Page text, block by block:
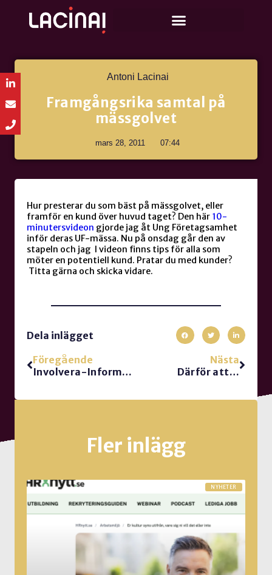
Antoni Lacinai
Framgångsrika samtal på
mässgolvet
mars 28, 2011 07:44
Hur presterar du som bäst på mässgolvet, eller
framför en kund över huvud taget? Den här 10-
minutersvideon gjorde jag åt Ung Företagsamhet
inför deras UF-mässa. Nu på onsdag går den av
stapeln och jag I videon finns tips för alla som
möter en potentiell kund. Pratar du med kunder?
Titta gärna och skicka vidare.
Dela inlägget
Föregående
Involvera-Informera-Implementera
Nästa
Därför att…
Fler inlägg
NYHETER